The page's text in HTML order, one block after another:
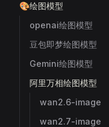
🎨绘图模型
openai绘图模型
豆包即梦绘图模型
Gemini绘图模型
阿里万相绘图模型
wan2.6-image
wan2.7-image